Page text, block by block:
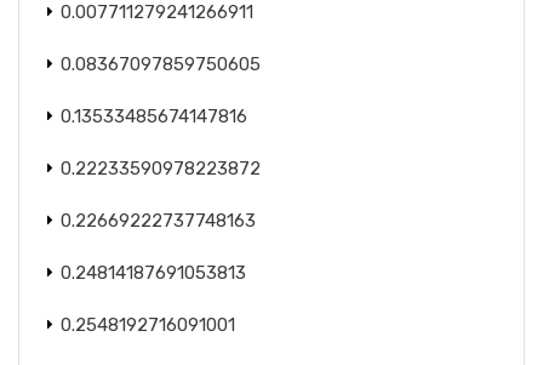
0.007711279241266911
0.08367097859750605
0.13533485674147816
0.22233590978223872
0.22669222737748163
0.24814187691053813
0.2548192716091001